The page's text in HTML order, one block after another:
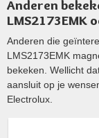
Anderen
LMS2173EMK
Anderen die
LMS2173EMK
bekeken. Wellicht
aansluit op je
Electrolux.